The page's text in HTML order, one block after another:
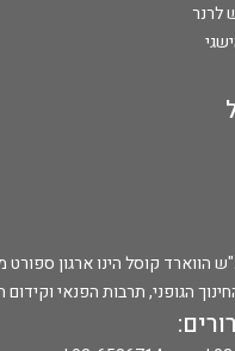
לרנר
קוסל הינו ארגון ספורט
הגופני, תרבות הפנאי וקידום